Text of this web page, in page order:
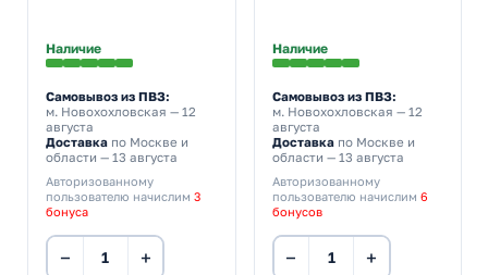
Наличие
Самовывоз из ПВЗ:
м. Новохохловская — 12
августа
Доставка по Москве и
области — 13 августа
Авторизованному
пользователю начислим 3
бонуса
− +
Наличие
Самовывоз из ПВЗ:
м. Новохохловская — 12
августа
Доставкапо Москве и
области — 13 августа
Авторизованному
пользователю начислим 6
бонусов
− +